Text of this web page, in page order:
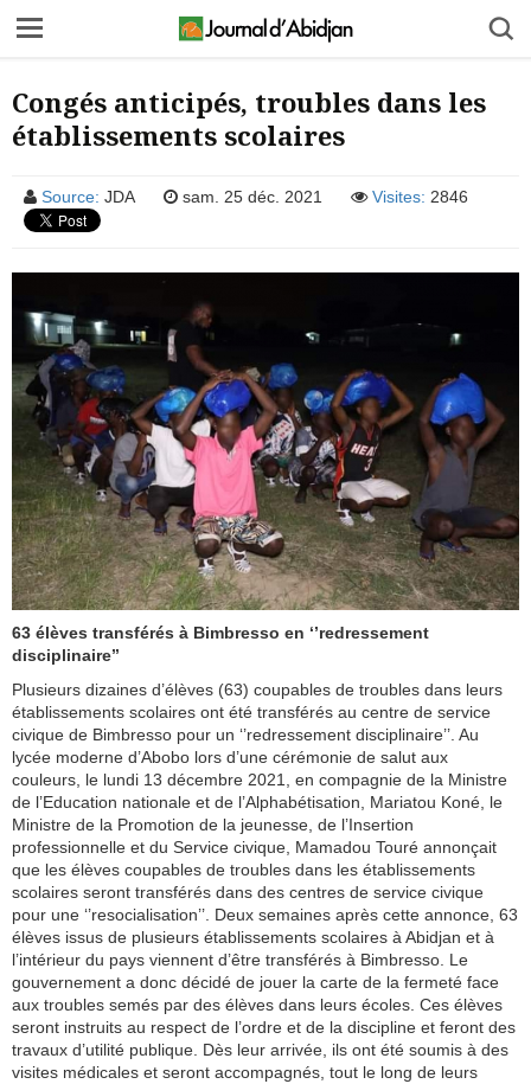
Congés anticipés, troubles dans les
établissements scolaires
Source: JDA sam. 25 déc. 2021 Visites: 2846
63 élèves transférés à Bimbresso en ‘’redressement
disciplinaire’’
Plusieurs dizaines d’élèves (63) coupables de troubles dans leurs
établissements scolaires ont été transférés au centre de service
civique de Bimbresso pour un ‘’redressement disciplinaire’’. Au
lycée moderne d’Abobo lors d’une cérémonie de salut aux
couleurs, le lundi 13 décembre 2021, en compagnie de la Ministre
de l’Education nationale et de l’Alphabétisation, Mariatou Koné, le
Ministre de la Promotion de la jeunesse, de l’Insertion
professionnelle et du Service civique, Mamadou Touré annonçait
que les élèves coupables de troubles dans les établissements
scolaires seront transférés dans des centres de service civique
pour une ‘’resocialisation’’. Deux semaines après cette annonce, 63
élèves issus de plusieurs établissements scolaires à Abidjan et à
l’intérieur du pays viennent d’être transférés à Bimbresso. Le
gouvernement a donc décidé de jouer la carte de la fermeté face
aux troubles semés par des élèves dans leurs écoles. Ces élèves
seront instruits au respect de l’ordre et de la discipline et feront des
travaux d’utilité publique. Dès leur arrivée, ils ont été soumis à des
visites médicales et seront accompagnés, tout le long de leurs